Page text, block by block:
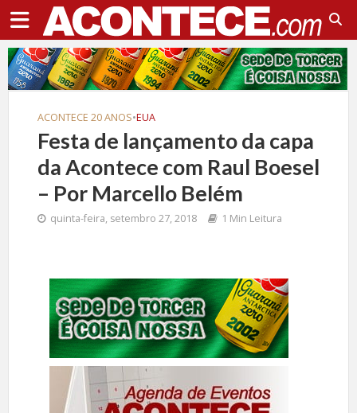
ACONTECE 20 ANOS•EUA
Festa de lançamento da capa
da Acontece com Raul Boesel
– Por Marcello Belém
quinta-feira, setembro 27, 2018 1 Min Leitura